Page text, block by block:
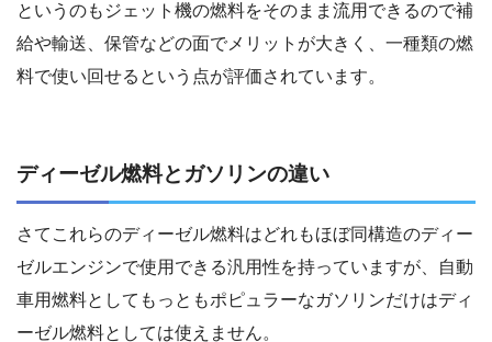
というのもジェット機の燃料をそのまま流用できるので補
給や輸送、保管などの面でメリットが大きく、一種類の燃
料で使い回せるという点が評価されています。
ディーゼル燃料とガソリンの違い
さてこれらのディーゼル燃料はどれもほぼ同構造のディー
ゼルエンジンで使用できる汎用性を持っていますが、自動
車用燃料としてもっともポピュラーなガソリンだけはディ
ーゼル燃料としては使えません。